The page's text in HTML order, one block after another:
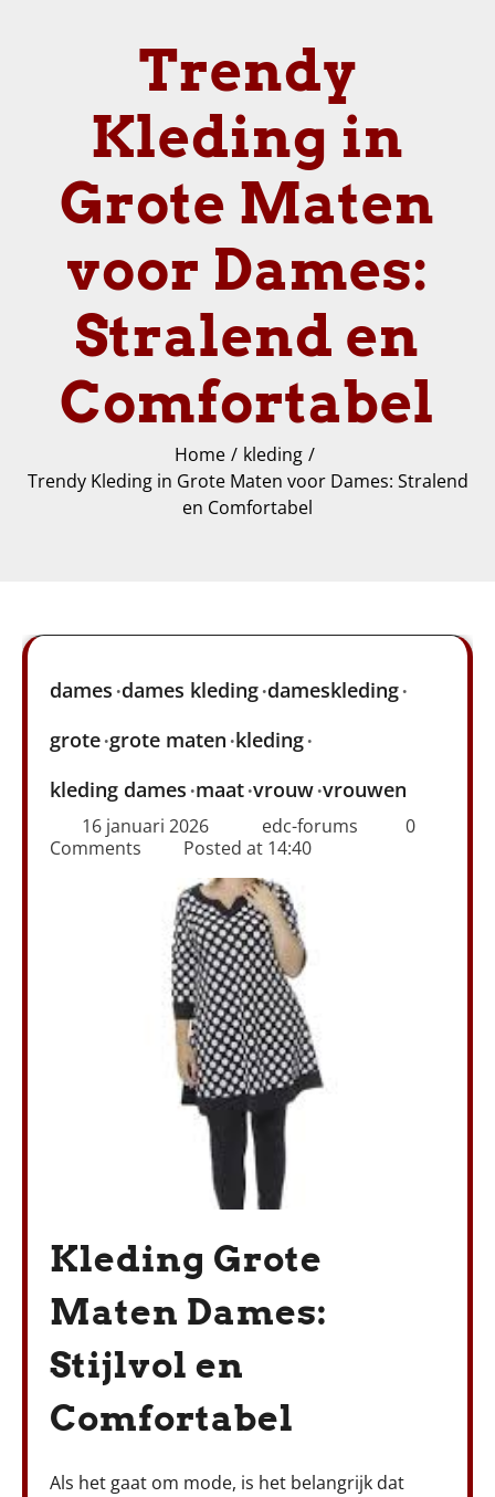
Trendy
Kleding in
Grote Maten
voor Dames:
Stralend en
Comfortabel
Home
kleding
Trendy Kleding in Grote Maten voor Dames: Stralend
en Comfortabel
dames dames kleding dameskleding
grote grote maten kleding
kleding dames maat vrouw vrouwen
16 januari 2026 edc-forums
0
Comments
Posted at 14:40
Kleding Grote
Maten Dames:
Stijlvol en
Comfortabel
Als het gaat om mode, is het belangrijk dat